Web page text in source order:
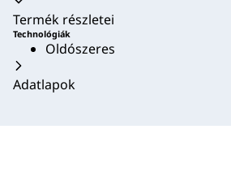
Termék részletei
Technológiák
Oldószeres
Adatlapok